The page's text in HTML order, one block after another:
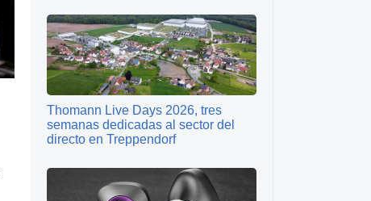
Thomann Live Days 2026, tres
semanas dedicadas al sector del
directo en Treppendorf